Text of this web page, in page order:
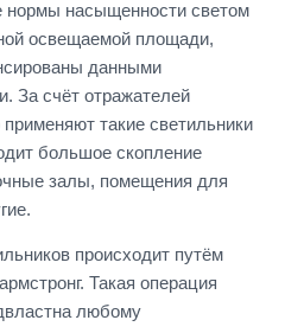
насыщенности светом
освещаемой площади,
данными
За счёт отражателей
такие светильники
большое скопление
залы, помещения для
происходит путём
Такая операция
любому